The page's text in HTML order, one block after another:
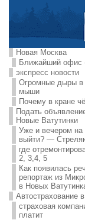
Новая Москва
Ближайший офис
экспресс новости
Огромные дыры в
мыши
Почему в кране
Подать
Новые Ватутинки
Уже и вечером на
выйти? —
где
2, 3,4, 5
Как появилась
репортаж из
в Новых
Автострахование
страховая
платит